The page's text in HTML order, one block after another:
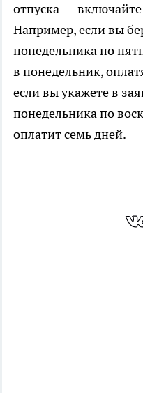
отпуска —
Например, если вы
понедельника по
в понедельник,
если вы укажете в
понедельника по
оплатит семь дней.